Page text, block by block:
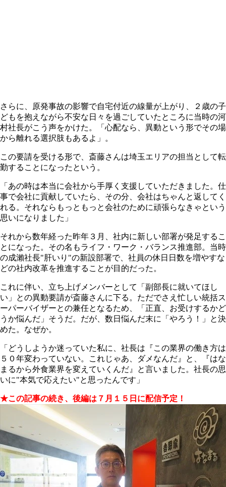
さらに、原発事故の影響で自宅付近の線量が上がり、２歳の子
どもを抱えながら不安な日々を過ごしていたところに当時の河
村社長がこう声をかけた。「心配なら、異動という形でその場
から離れる選択肢もあるよ」。
この要請を受ける形で、斎藤さんは埼玉エリアの担当として転
勤することになったという。
「あの時は本当に会社から手厚く支援していただきました。仕
事で会社に貢献していたら、その分、会社はちゃんと返してく
れる。それならもっともっと会社のために頑張らなきゃという
思いになりました」
それから数年経った昨年３月、社内に新しい部署が発足するこ
とになった。その名もライフ・ワーク・バランス推進部。当時
の成瀨社長"肝いり"の新設部署で、社員の休日日数を増やすな
どの社内改革を推進することが目的だった。
これに伴い、立ち上げメンバーとして「副部長に就いてほし
い」との異動要請が斎藤さんに下る。ただでさえ忙しい統括ス
ーパーバイザーとの兼任となるため、「正直、お受けするかど
うか悩んだ」そうだ。だが、数日悩んだ末に「やろう！」と決
めた。なぜか。
「どうしようか迷っていた私に、社長は『この業界の働き方は
５０年変わっていない。これじゃあ、ダメなんだ』と、『はな
まるから外食業界を変えていくんだ』と言いました。社長の思
いに"本気で応えたい"と思ったんです」
★この記事の続き、後編は７月１５日に配信予定！